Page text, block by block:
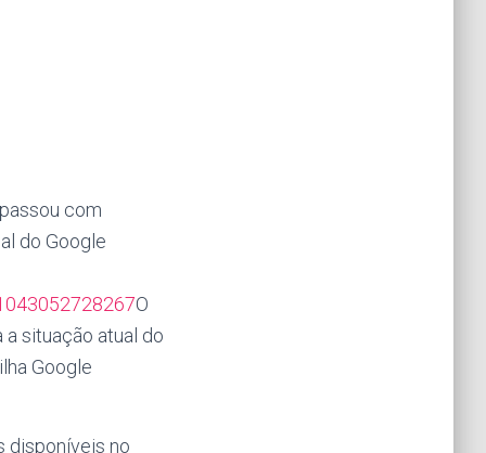
com
do Google
O
situação atual do
Google
disponíveis no